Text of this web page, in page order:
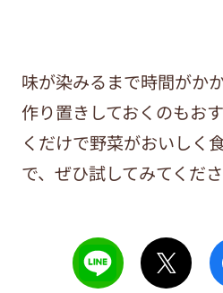
味が染みるまで時間がか
作り置きしておくのもお
くだけで野菜がおいしく
で、ぜひ試してみてくださ